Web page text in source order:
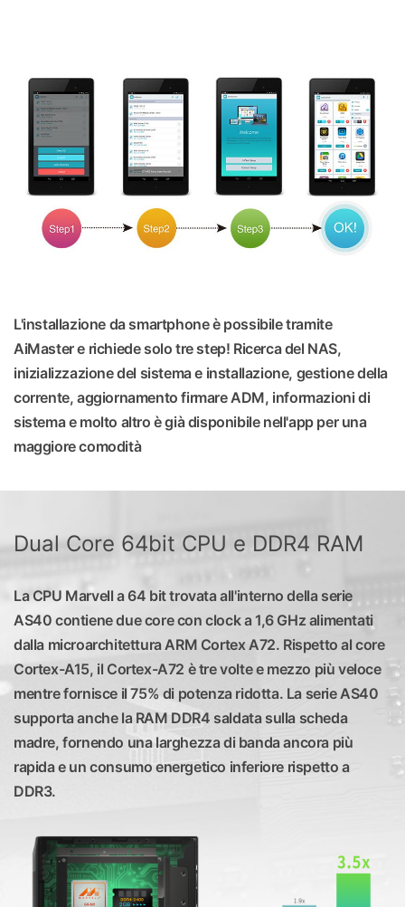
L'installazione da smartphone è possibile tramite
AiMaster e richiede solo tre step! Ricerca del NAS,
inizializzazione del sistema e installazione, gestione della
corrente, aggiornamento firmare ADM, informazioni di
sistema e molto altro è già disponibile nell'app per una
maggiore comodità
Dual Core 64bit CPU e DDR4 RAM
La CPU Marvell a 64 bit trovata all'interno della serie
AS40 contiene due core con clock a 1,6 GHz alimentati
dalla microarchitettura ARM Cortex A72. Rispetto al core
Cortex-A15, il Cortex-A72 è tre volte e mezzo più veloce
mentre fornisce il 75% di potenza ridotta. La serie AS40
supporta anche la RAM DDR4 saldata sulla scheda
madre, fornendo una larghezza di banda ancora più
rapida e un consumo energetico inferiore rispetto a
DDR3.